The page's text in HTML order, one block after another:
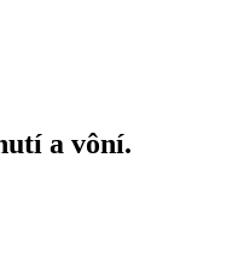
a vôní.